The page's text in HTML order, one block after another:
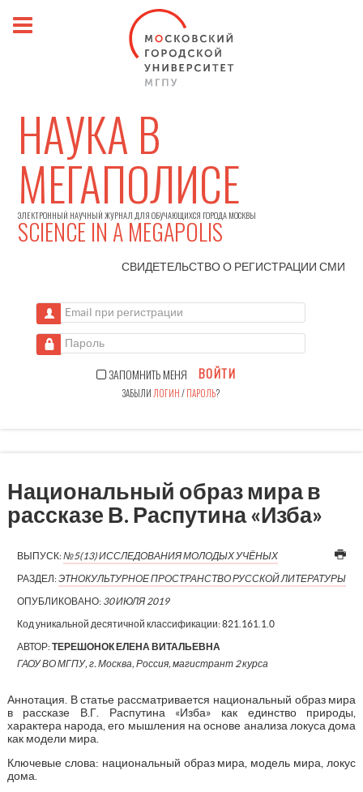
НАУКА В
МЕГАПОЛИСЕ
ЭЛЕКТРОННЫЙ НАУЧНЫЙ ЖУРНАЛ ДЛЯ ОБУЧАЮЩИХСЯ ГОРОДА МОСКВЫ
SCIENCE IN A MEGAPOLIS
СВИДЕТЕЛЬСТВО О РЕГИСТРАЦИИСМИ
Email при регистрации
Пароль
ЗАПОМНИТЬ МЕНЯ ВОЙТИ
ЗАБЫЛИ ЛОГИН/ПАРОЛЬ?
Национальный образ мира в
рассказе В. Распутина «Изба»
ВЫПУСК:№5(13) ИССЛЕДОВАНИЯ МОЛОДЫХ УЧЁНЫХ
РАЗДЕЛ:ЭТНОКУЛЬТУРНОЕ ПРОСТРАНСТВО РУССКОЙ ЛИТЕРАТУРЫ
ОПУБЛИКОВАНО: 30 ИЮЛЯ 2019
Код уникальной десятичной классификации:821.161.1.0
АВТОР:ТЕРЕШОНОК ЕЛЕНА ВИТАЛЬЕВНА
ГАОУ ВО МГПУ, г. Москва, Россия, магистрант 2 курса
Аннотация. В статье рассматривается национальный образ мира
в рассказе В.Г. Распутина «Изба» как единство природы,
характера народа, его мышления на основе анализа локуса дома
как модели мира.
Ключевые слова: национальный образ мира, модель мира, локус
дома.